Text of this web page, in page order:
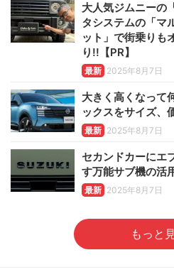
大人気ジムニー
タシステムの「マ
ット」で街乗りも
り!!【PR】
最新 2025年8月7日
大きく高くなっ
ックスをサイズ、
最新 2025年8月7日
セカンドカーに
す万能サブ機の活
最新 2025年8月7日
もっと